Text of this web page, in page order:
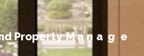
d PropertyManage m en